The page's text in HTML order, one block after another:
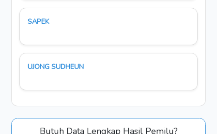
SAPEK
UJONG SUDHEUN
Butuh Data Lengkap Hasil Pemilu?